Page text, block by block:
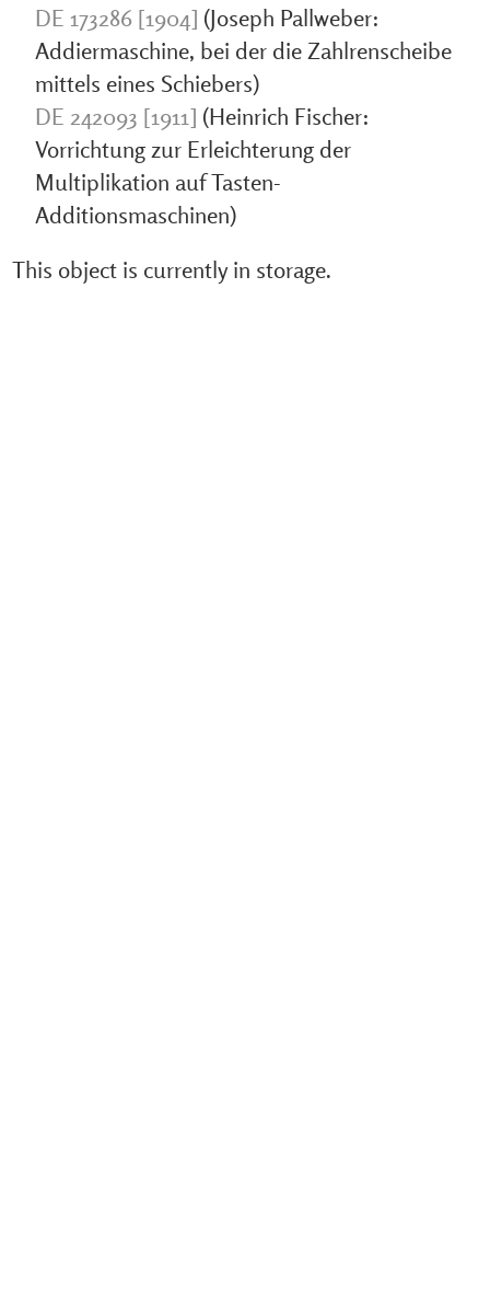
DE 173286 [1904] (Joseph Pallweber:
Addiermaschine, bei der die Zahlrenscheibe
mittels eines Schiebers)
DE 242093 [1911] (Heinrich Fischer:
Vorrichtung zur Erleichterung der
Multiplikation auf Tasten-
Additionsmaschinen)
This object is currently in storage.